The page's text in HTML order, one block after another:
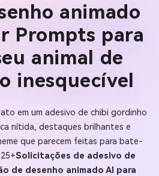
animado
Prompts para
animal de
inesquecível
em um adesivo de chibi gordinho
nítida, destaques brilhantes e
que parecem feitas para bate-
Solicitações de adesivo de
de desenho animado AI para